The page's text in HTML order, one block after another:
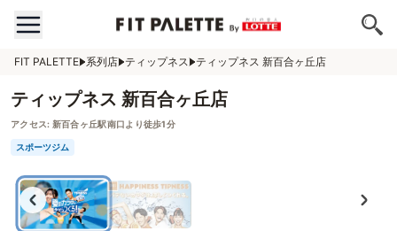
FIT PALETTE 系列店 ティップネス ティップネス 新百合ヶ丘店
ティップネス 新百合ヶ丘店
アクセス: 新百合ヶ丘駅南口より徒歩1分
スポーツジム